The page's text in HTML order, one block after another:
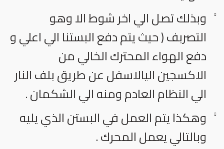
وبذلك تصل الي اخر شوط الا وهو
التصربف ( حيث يتم دفع البستنا الي اعلي و
دفع الهواء المحترك الخالي من
الاكسجين اليالاسفل عن طريق بلف النار
الي النظام العادم ومنه الي الشكمان .
وهكذا يتم العمل في البستن الذي يليه
وبالتالي يعمل المحرك .